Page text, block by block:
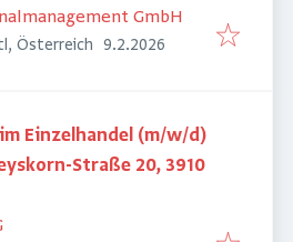
GmbH
Österreich Veröffentlicht
9.2.2026
Einzelhandel (m/w/d)
Straße 20, 3910